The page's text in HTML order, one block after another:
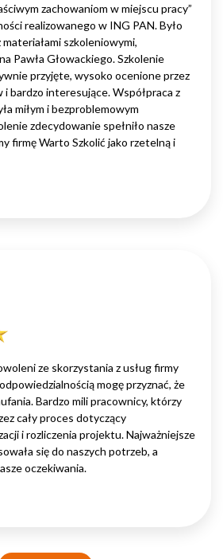
zachowaniom w miejscu pracy”
realizowanego w ING PAN. Było
szkoleniowymi,
Pawła Głowackiego. Szkolenie
przyjęte, wysoko ocenione przez
bardzo interesujące. Współpraca z
miłym i bezproblemowym
zdecydowanie spełniło nasze
firmę Warto Szkolić jako rzetelną i
ze skorzystania z usług firmy
mogę przyznać, że
Bardzo mili pracownicy, którzy
cały proces dotyczący
i rozliczenia projektu. Najważniejsze
się do naszych potrzeb, a
oczekiwania.